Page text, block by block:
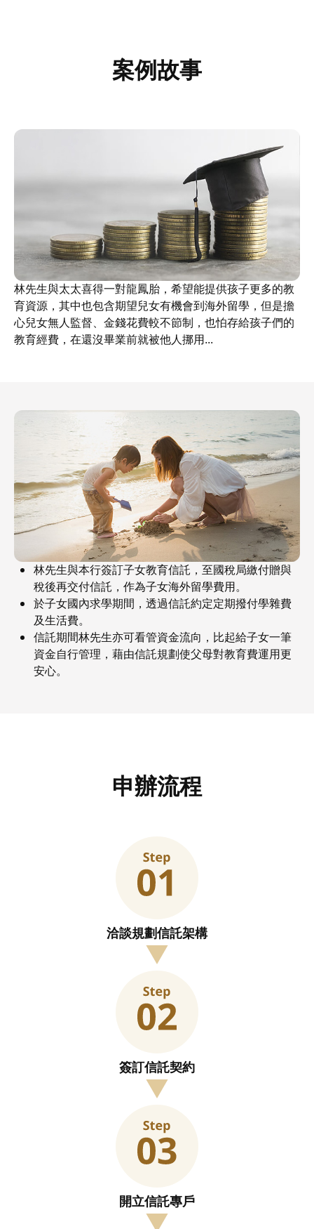
案例故事
林先生與太太喜得一對龍鳳胎，希望能提供孩子更多的教
育資源，其中也包含期望兒女有機會到海外留學，但是擔
心兒女無人監督、金錢花費較不節制，也怕存給孩子們的
教育經費，在還沒畢業前就被他人挪用...
林先生與本行簽訂子女教育信託，至國稅局繳付贈與
稅後再交付信託，作為子女海外留學費用。
於子女國內求學期間，透過信託約定定期撥付學雜費
及生活費。
信託期間林先生亦可看管資金流向，比起給子女一筆
資金自行管理，藉由信託規劃使父母對教育費運用更
安心。
申辦流程
洽談規劃信託架構
簽訂信託契約
開立信託專戶